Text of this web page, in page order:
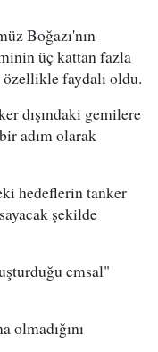
Boğazı'nın
üç kattan fazla
özellikle faydalı oldu.
dışındaki gemilere
adım olarak
hedeflerin tanker
şekilde
emsal"
olmadığını